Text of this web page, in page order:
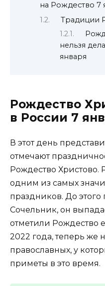
на Рождество 7
Традиции
нельзя
января
Рождество
в России 7
В этот день
отмечают
Рождество Христово.
одним из самых
праздников. До
Сочельник, он
отметили Рождество
2022 года, теперь же
православных, у
приметы в это время.